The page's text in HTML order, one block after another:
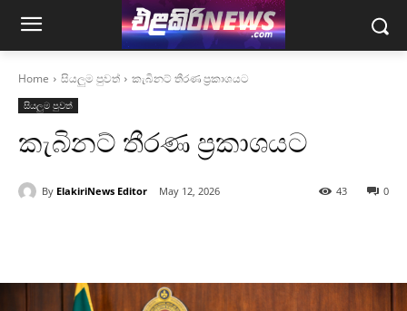
Home සියලුම පුවත් කැබිනට් තීරණ ප්‍රකාශයට
සියලුම පුවත්
කැබිනට් තීරණ ප්‍රකාශයට
By ElakiriNews Editor May 12, 2026 0
43